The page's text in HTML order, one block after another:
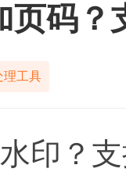
页码？
理工具
印？